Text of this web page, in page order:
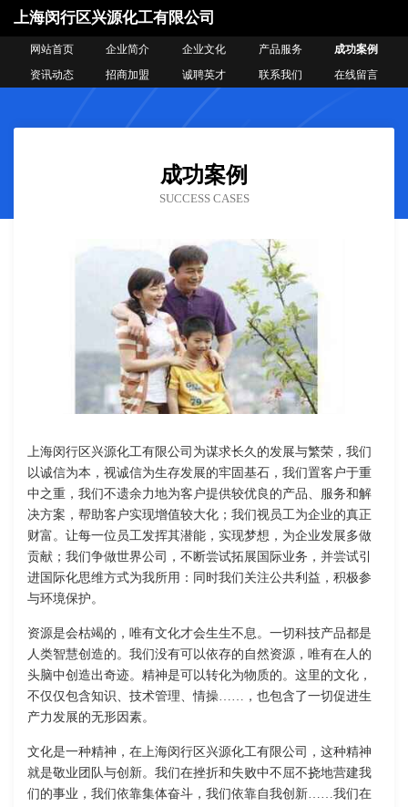
上海闵行区兴源化工有限公司
网站首页 企业简介 企业文化 产品服务
成功案例
资讯动态
招商加盟 诚聘英才 联系我们 在线留言
成功案例
SUCCESS CASES
上海闵行区兴源化工有限公司为谋求长久的发展与繁荣，我们
以诚信为本，视诚信为生存发展的牢固基石，我们置客户于重
中之重，我们不遗余力地为客户提供较优良的产品、服务和解
决方案，帮助客户实现增值较大化；我们视员工为企业的真正
财富。让每一位员工发挥其潜能，实现梦想，为企业发展多做
贡献；我们争做世界公司，不断尝试拓展国际业务，并尝试引
进国际化思维方式为我所用：同时我们关注公共利益，积极参
与环境保护。
资源是会枯竭的，唯有文化才会生生不息。一切科技产品都是
人类智慧创造的。我们没有可以依存的自然资源，唯有在人的
头脑中创造出奇迹。精神是可以转化为物质的。这里的文化，
不仅仅包含知识、技术管理、情操……，也包含了一切促进生
产力发展的无形因素。
文化是一种精神，在上海闵行区兴源化工有限公司，这种精神
就是敬业团队与创新。我们在挫折和失败中不屈不挠地营建我
们的事业，我们依靠集体奋斗，我们依靠自我创新……我们在